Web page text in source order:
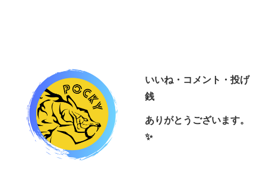
いいね・コメント・投げ
銭
ありがとうございます。
✨